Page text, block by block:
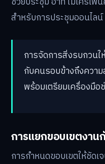
สำหรับการประชุมออนไลน์
การจัดการสิ่งรบกวนใ
กับคนรอบข้างถึงควา
พร้อมเตรียมเครื่องมือ
การแยกขอบเขตงาน
การกำหนดขอบเขตให้ชัดเ